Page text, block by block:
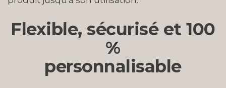
Flexible, sécurisé et 100
%
personnalisable